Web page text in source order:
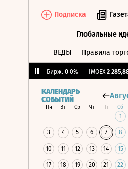
Подписка
Глобальные
ВЕДЫ Правила
CNY Бирж. 0 0% IMOEX 2 285,88 -
КАЛЕНДАРЬ
СОБЫТИЙ
Пн Вт Ср Чт Пт Сб
1
3 4 5 6 7 8
10 11 12 13 14 15
17 18 19 20 21 22